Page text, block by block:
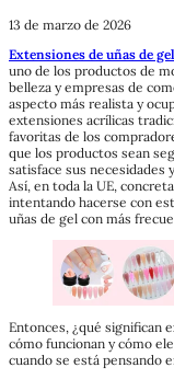
13 de marzo de 2026
Extensiones de uñas de gel
uno de los productos de
belleza y empresas de
aspecto más realista y
extensiones acrílicas
favoritas de los
que los productos sean
satisface sus necesidades
Así, en toda la UE,
intentando hacerse con
uñas de gel con más
Entonces, ¿qué significan
cómo funcionan y cómo
cuando se está pensando